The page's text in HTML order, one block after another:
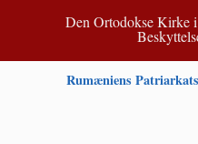
Den Ortodokse Kirke
Rumæniens